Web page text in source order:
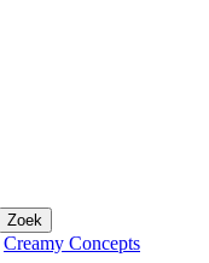
Zoek
Creamy Concepts